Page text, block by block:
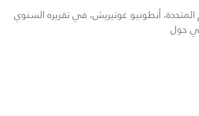
المتحدة، أنطونيو غوتيريش، في تقريره السنوي
حول